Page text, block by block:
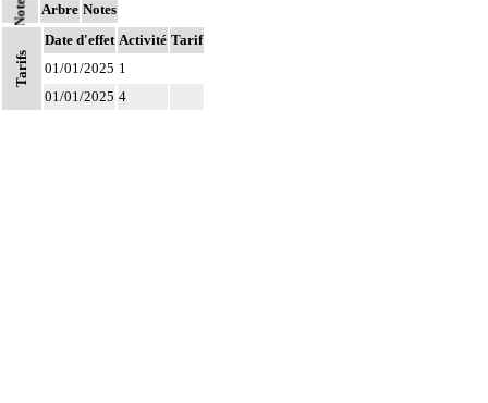
Notes Arbre Notes
Tarifs
Date d'effet Activité Tarif
01/01/2025 1
01/01/2025 4